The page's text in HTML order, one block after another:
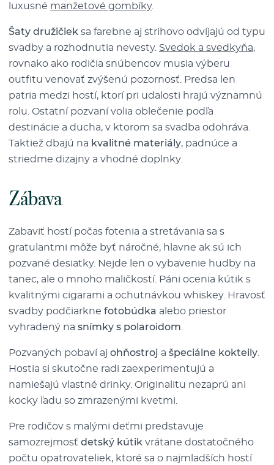
luxusné manžetové gombíky.
Šaty družičiek sa farebne aj strihovo odvíjajú od typu
svadby a rozhodnutia nevesty. Svedok a svedkyňa,
rovnako ako rodičia snúbencov musia výberu
outfitu venovať zvýšenú pozornosť. Predsa len
patria medzi hostí, ktorí pri udalosti hrajú významnú
rolu. Ostatní pozvaní volia oblečenie podľa
destinácie a ducha, v ktorom sa svadba odohráva.
Taktiež dbajú na kvalitné materiály, padnúce a
striedme dizajny a vhodné doplnky.
Zábava
Zabaviť hostí počas fotenia a stretávania sa s
gratulantmi môže byť náročné, hlavne ak sú ich
pozvané desiatky. Nejde len o vybavenie hudby na
tanec, ale o mnoho maličkostí. Páni ocenia kútik s
kvalitnými cigarami a ochutnávkou whiskey. Hravosť
svadby podčiarkne fotobúdka alebo priestor
vyhradený na snímky s polaroidom
Pozvaných pobaví aj ohňostroj a špeciálne kokteily
Hostia si skutočne radi zaexperimentujú a
namiešajú vlastné drinky. Originalitu nezaprú ani
kocky ľadu so zmrazenými kvetmi.
Pre rodičov s malými deťmi predstavuje
samozrejmosť detský kútik vrátane dostatočného
počtu opatrovateliek, ktoré sa o najmladších hostí